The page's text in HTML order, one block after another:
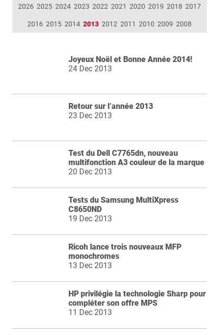
2026 2025 2024 2023 2022 2021 2020 2019 2018 2017
2016 2015 2014 2013 2012 2011 2010 2009 2008
Joyeux Noël et Bonne Année 2014!
24 Dec 2013
Retour sur l’année 2013
23 Dec 2013
Test du Dell C7765dn, nouveau
multifonction A3 couleur de la marque
20 Dec 2013
Tests du Samsung MultiXpress
C8650ND
19 Dec 2013
Ricoh lance trois nouveaux MFP
monochromes
13 Dec 2013
HP privilégie la technologie Sharp pour
compléter son offre MPS
11 Dec 2013